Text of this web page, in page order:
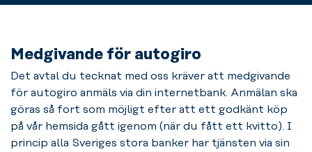
Medgivande för autogiro
Det avtal du tecknat med oss kräver att medgivande
för autogiro anmäls via din internetbank. Anmälan ska
göras så fort som möjligt efter att ett godkänt köp
på vår hemsida gått igenom (när du fått ett kvitto). I
princip alla Sveriges stora banker har tjänsten via sin